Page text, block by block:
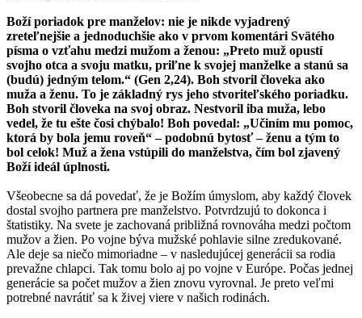
Boží poriadok pre manželov: nie je nikde vyjadrený
zreteľnejšie a jednoduchšie ako v prvom komentári Svätého
písma o vzťahu medzi mužom a ženou: „Preto muž opustí
svojho otca a svoju matku, priľne k svojej manželke a stanú sa
(budú) jedným telom.“ (Gen 2,24). Boh stvoril človeka ako
muža a ženu. To je základný rys jeho stvoriteľského poriadku.
Boh stvoril človeka na svoj obraz. Nestvoril iba muža, lebo
vedel, že tu ešte čosi chýbalo! Boh povedal: „Učiním mu pomoc,
ktorá by bola jemu roveň“ – podobnú bytosť – ženu a tým to
bol celok! Muž a žena vstúpili do manželstva, čím bol zjavený
Boží ideál úplnosti.
Všeobecne sa dá povedať, že je Božím úmyslom, aby každý človek
dostal svojho partnera pre manželstvo. Potvrdzujú to dokonca i
štatistiky. Na svete je zachovaná približná rovnováha medzi počtom
mužov a žien. Po vojne býva mužské pohlavie silne zredukované.
Ale deje sa niečo mimoriadne – v nasledujúcej generácii sa rodia
prevažne chlapci. Tak tomu bolo aj po vojne v Európe. Počas jednej
generácie sa počet mužov a žien znovu vyrovnal. Je preto veľmi
potrebné navrátiť sa k živej viere v našich rodinách.